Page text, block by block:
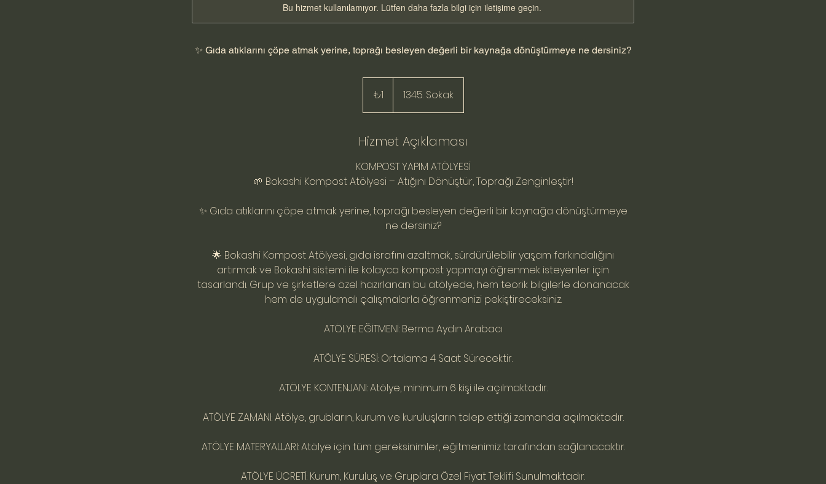
Bu hizmet kullanılamıyor. Lütfen daha fazla bilgi için iletişime geçin.
✨ Gıda atıklarını çöpe atmak yerine, toprağı besleyen değerli bir kaynağa dönüştürmeye ne dersiniz?
lirası₺1 1345. Sokak
Hizmet Açıklaması
KOMPOST YAPIM ATÖLYESİ
🌱 Bokashi Kompost Atölyesi – Atığını Dönüştür, Toprağı Zenginleştir!
✨ Gıda atıklarını çöpe atmak yerine, toprağı besleyen değerli bir kaynağa dönüştürmeye
ne dersiniz?
🌟 Bokashi Kompost Atölyesi, gıda israfını azaltmak, sürdürülebilir yaşam farkındalığını
artırmak ve Bokashi sistemi ile kolayca kompost yapmayı öğrenmek isteyenler için
tasarlandı. Grup ve şirketlere özel hazırlanan bu atölyede, hem teorik bilgilerle donanacak
hem de uygulamalı çalışmalarla öğrenmenizi pekiştireceksiniz.
ATÖLYE EĞİTMENİ: Berma Aydın Arabacı
ATÖLYE SÜRESİ: Ortalama 4 Saat Sürecektir.
ATÖLYE KONTENJANI: Atölye, minimum 6 kişi ile açılmaktadır.
ATÖLYE ZAMANI: Atölye, grubların, kurum ve kuruluşların talep ettiği zamanda açılmaktadır.
ATÖLYE MATERYALLARI: Atölye için tüm gereksinimler, eğitmenimiz tarafından sağlanacaktır.
ATÖLYE ÜCRETİ: Kurum, Kuruluş ve Gruplara Özel Fiyat Teklifi Sunulmaktadır.